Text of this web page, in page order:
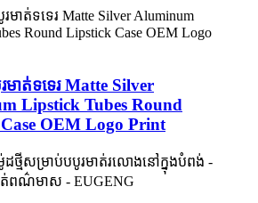
ាត់ទទេរ Matte Silver
Lipstick Tubes Round
OEM Logo Print